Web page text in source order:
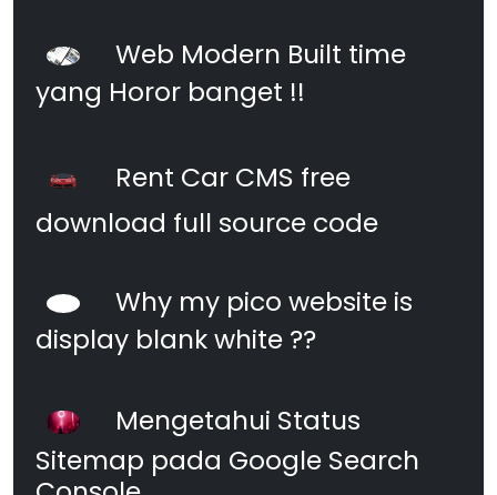
Web Modern Built time
yang Horor banget !!
Rent Car CMS free
download full source code
Why my pico website is
display blank white ??
Mengetahui Status
Sitemap pada Google Search